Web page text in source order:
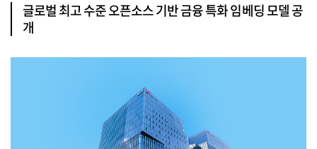
글로벌 최고 수준 오픈소스 기반 금융 특화 임베딩 모델 공
개